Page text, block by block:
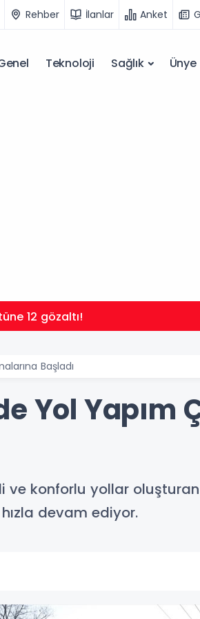
Rehber İlanlar Anket
Teknoloji Sağlık Ünye
12 gözaltı!
Başladı
Yol Yapım
konforlu yollar
devam ediyor.